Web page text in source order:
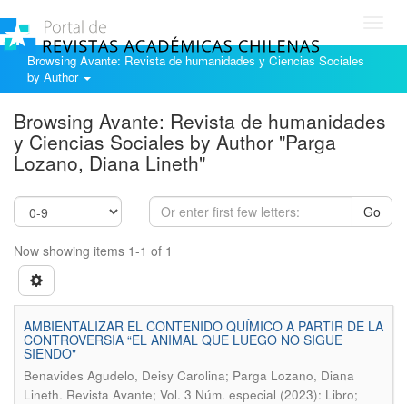
Browsing Avante: Revista de humanidades y Ciencias Sociales
by Author
Browsing Avante: Revista de humanidades
y Ciencias Sociales by Author "Parga
Lozano, Diana Lineth"
Go
Now showing items 1-1 of 1
AMBIENTALIZAR EL CONTENIDO QUÍMICO A PARTIR DE LA
CONTROVERSIA “EL ANIMAL QUE LUEGO NO SIGUE
SIENDO"
Benavides Agudelo, Deisy Carolina; Parga Lozano, Diana
Lineth. Revista Avante; Vol. 3 Núm. especial (2023): Libro;